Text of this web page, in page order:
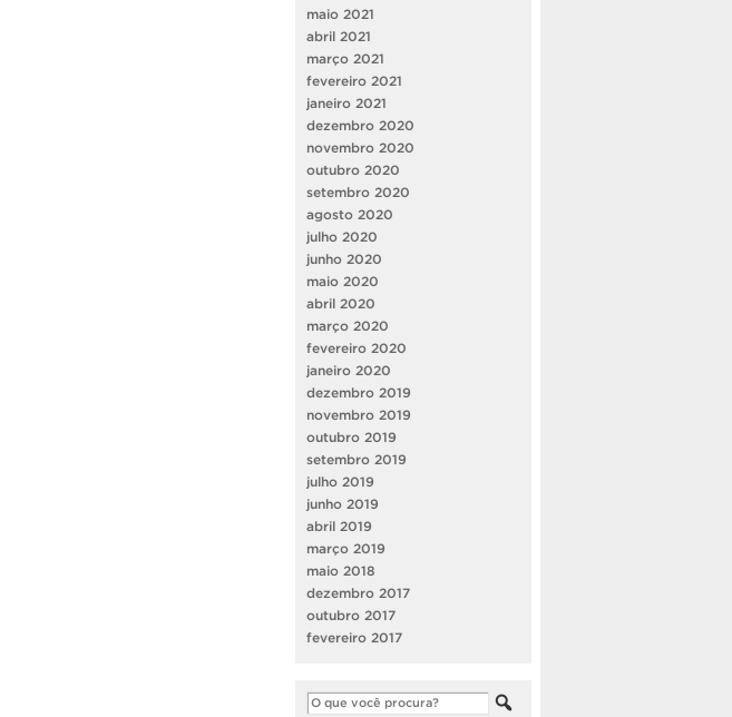
maio 2021
abril 2021
março 2021
fevereiro 2021
janeiro 2021
dezembro 2020
novembro 2020
outubro 2020
setembro 2020
agosto 2020
julho 2020
junho 2020
maio 2020
abril 2020
março 2020
fevereiro 2020
janeiro 2020
dezembro 2019
novembro 2019
outubro 2019
setembro 2019
julho 2019
junho 2019
abril 2019
março 2019
maio 2018
dezembro 2017
outubro 2017
fevereiro 2017